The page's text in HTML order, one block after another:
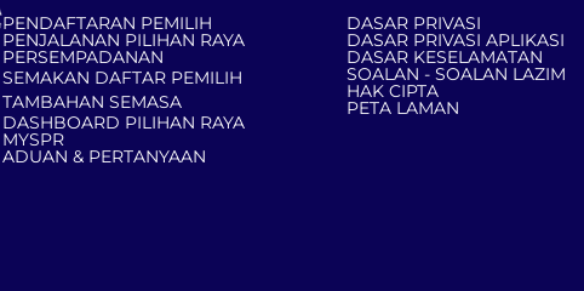
PENDAFTARAN PEMILIH
PENJALANAN PILIHAN RAYA
PERSEMPADANAN
SEMAKAN DAFTAR PEMILIH
TAMBAHAN SEMASA
DASHBOARD PILIHAN RAYA
MYSPR
ADUAN & PERTANYAAN
DASAR PRIVASI
DASAR PRIVASI APLIKASI
DASAR KESELAMATAN
SOALAN - SOALAN LAZIM
HAK CIPTA
PETA LAMAN